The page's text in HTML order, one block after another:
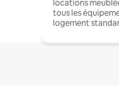
locations
tous les
logement